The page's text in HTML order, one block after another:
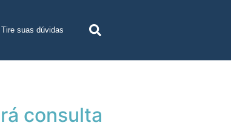
Tire suas dúvidas
consulta